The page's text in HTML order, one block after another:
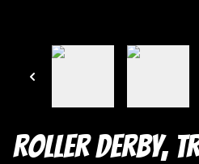
Roller Derby,